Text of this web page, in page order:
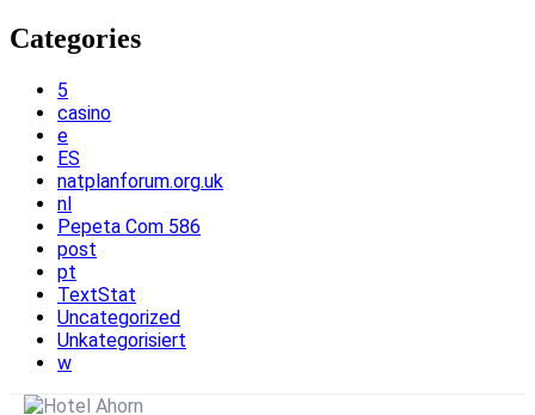
Categories
5
casino
e
ES
natplanforum.org.uk
nl
Pepeta Com 586
post
pt
TextStat
Uncategorized
Unkategorisiert
w